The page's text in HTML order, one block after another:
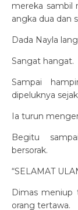
mereka sambil
angka dua dan
Dada Nayla
Sangat hangat.
Sampai
dipeluknya
Ia turun
Begitu
bersorak.
“SELAMAT
Dimas meniup
orang tertawa.